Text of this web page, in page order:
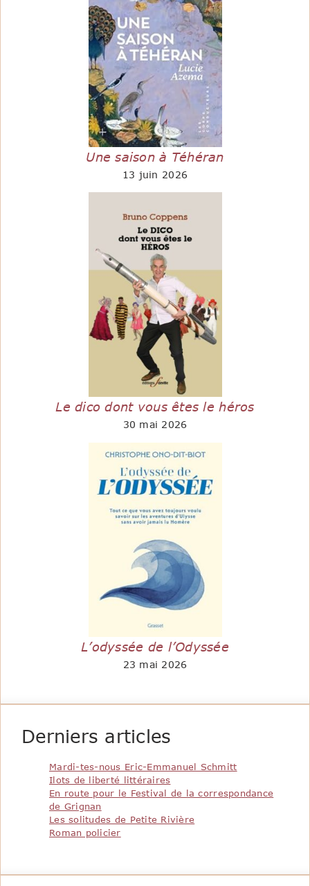
Une saison à Téhéran
13 juin 2026
Le dico dont vous êtes le héros
30 mai 2026
L’odyssée de l’Odyssée
23 mai 2026
Derniers articles
Mardi-tes-nous Eric-Emmanuel Schmitt
Ilots de liberté littéraires
En route pour le Festival de la correspondance
de Grignan
Les solitudes de Petite Rivière
Roman policier